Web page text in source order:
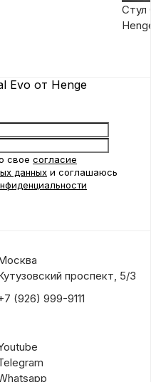
Стул
Evo от Henge
свое согласие
данных и соглашаюсь
проспект, 5/3
(926) 999-9111